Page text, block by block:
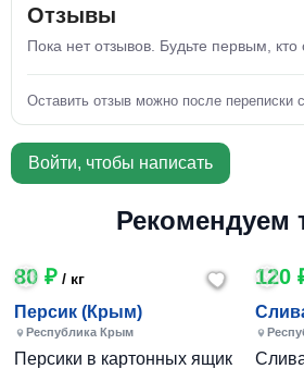
Отзывы
Пока нет отзывов. Будьте первым, кто
Оставить отзыв можно после переписки
Войти, чтобы написать
Рекомендуем
80 ₽ / кг
Персик (Крым)
Республика Крым
Персики в картонных ящиках по 7-
120